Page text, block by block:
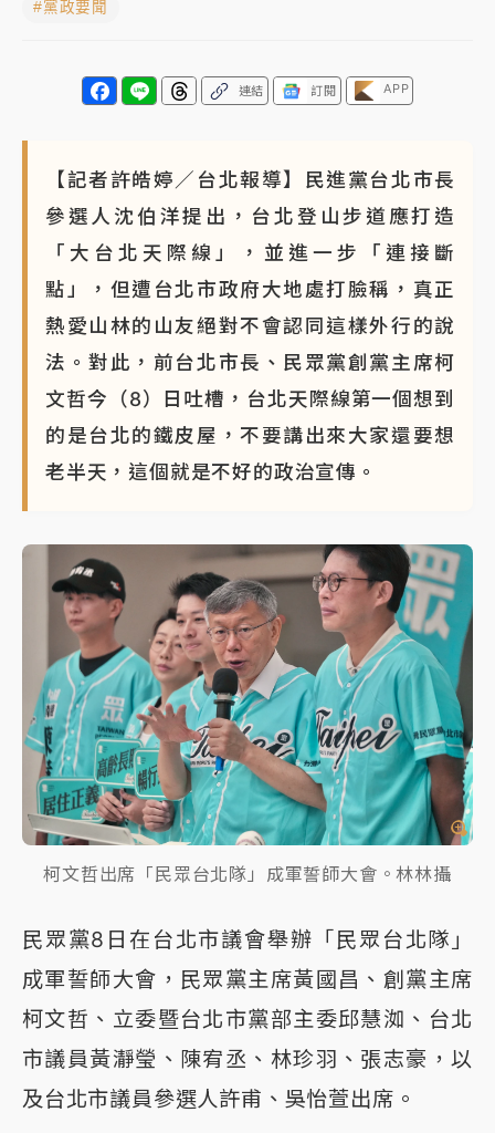
#黨政要聞
連結 訂閱 APP
【記者許皓婷／台北報導】民進黨台北市長
參選人沈伯洋提出，台北登山步道應打造
「大台北天際線」，並進一步「連接斷
點」，但遭台北市政府大地處打臉稱，真正
熱愛山林的山友絕對不會認同這樣外行的說
法。對此，前台北市長、民眾黨創黨主席柯
文哲今（8）日吐槽，台北天際線第一個想到
的是台北的鐵皮屋，不要講出來大家還要想
老半天，這個就是不好的政治宣傳。
柯文哲出席「民眾台北隊」成軍誓師大會。林林攝
民眾黨8日在台北市議會舉辦「民眾台北隊」
成軍誓師大會，民眾黨主席黃國昌、創黨主席
柯文哲、立委暨台北市黨部主委邱慧洳、台北
市議員黃瀞瑩、陳宥丞、林珍羽、張志豪，以
及台北市議員參選人許甫、吳怡萱出席。